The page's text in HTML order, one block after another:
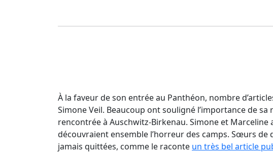
À la faveur de son entrée au Panthéon, nombre
Simone Veil. Beaucoup ont souligné l’importance de
rencontrée à Auschwitz-Birkenau. Simone et Marceline
découvraient ensemble l’horreur des camps. Sœurs
jamais quittées, comme le raconte un très bel article